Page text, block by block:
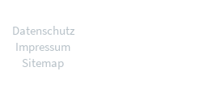
Datenschutz
Impressum
Sitemap